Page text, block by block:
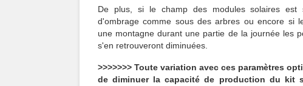
De plus, si le champ des modules solaires est
d'ombrage comme sous des arbres ou encore si
une montagne durant une partie de la journée les
s'en retrouveront diminuées.
>>>>>>> Toute variation avec ces paramètres
de diminuer la capacité de production du kit